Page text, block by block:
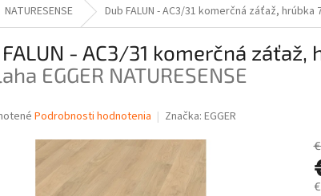
NATURESENSE Dub FALUN - AC3/31 komerčná záťaž, hrúbka
- AC3/31 komerčná záťaž,
EGGER NATURESENSE
Podrobnosti hodnotenia Značka: EGGER